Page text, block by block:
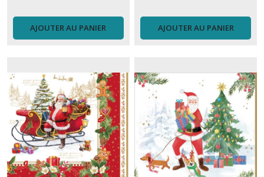
AJOUTER AU PANIER AJOUTER AU PANIER
ustensiles
Thermomètre
(4)
Afficher
les
résultats